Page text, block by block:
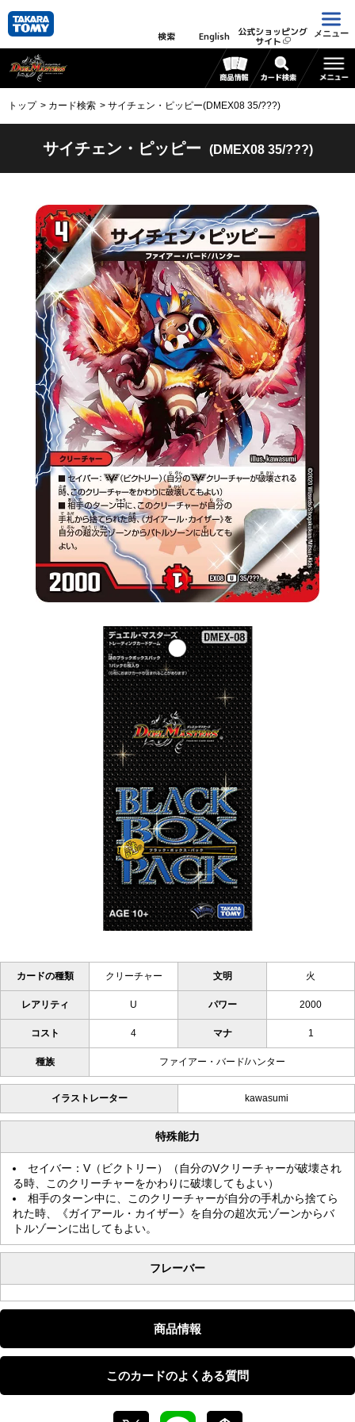
検索 English 公式ショッピング
サイト
メニュー
トップ カード検索 サイチェン・ピッピー(DMEX08 35/???)
サイチェン・ピッピー (DMEX08 35/???)
カードの種類 クリーチャー 文明 火
レアリティ U パワー 2000
コスト 4 マナ 1
種族 ファイアー・バード/ハンター
イラストレーター kawasumi
特殊能力
セイバー：V（ビクトリー）（自分のVクリーチャーが破壊され
る時、このクリーチャーをかわりに破壊してもよい）
相手のターン中に、このクリーチャーが自分の手札から捨てら
れた時、《ガイアール・カイザー》を自分の超次元ゾーンからバ
トルゾーンに出してもよい。
フレーバー
商品情報
このカードのよくある質問